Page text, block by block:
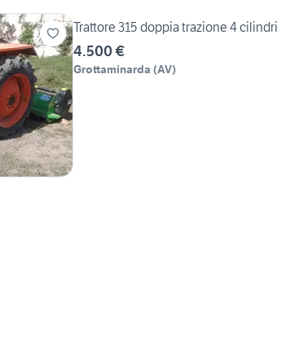
Trattore 315 doppia trazione 4 cilindri
4.500 €
Grottaminarda (AV)